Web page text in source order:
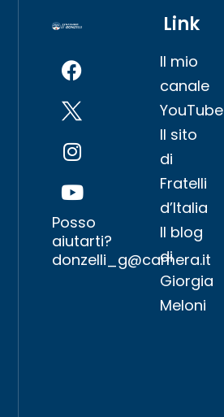
Posso
aiutarti?
donzelli_g@camera.it
Link
Il mio
canale
YouTube
Il sito
di
Fratelli
d’Italia
Il blog
di
Giorgia
Meloni